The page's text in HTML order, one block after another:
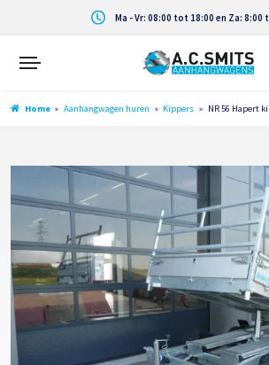
Ma - Vr: 08:00 tot 18:00 en Za: 8:00
Home » Aanhangwagen huren » Kippers » NR 56 Hapert